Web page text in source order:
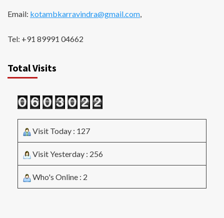
Email: kotambkarravindra@gmail.com,
Tel: +91 89991 04662
Total Visits
Visit Today : 127
Visit Yesterday : 256
Who's Online : 2